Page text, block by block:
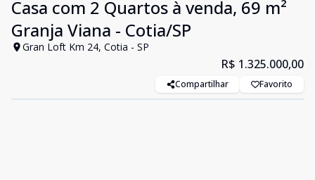
Casa com 2 Quartos à venda, 69 m²
Granja Viana - Cotia/SP
Gran Loft Km 24, Cotia - SP
R$ 1.325.000,00
Compartilhar Favorito